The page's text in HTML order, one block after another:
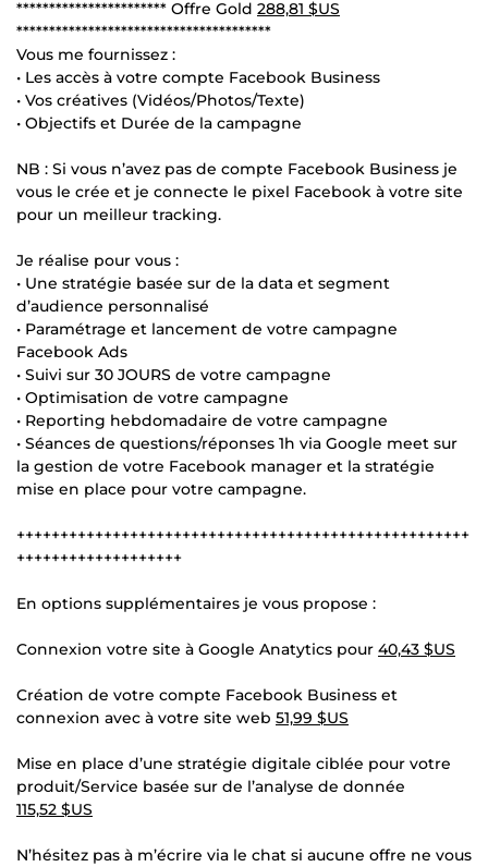
*********************** Offre Gold 288,81 $US
***************************************
Vous me fournissez :
• Les accès à votre compte Facebook Business
• Vos créatives (Vidéos/Photos/Texte)
• Objectifs et Durée de la campagne
NB : Si vous n’avez pas de compte Facebook Business je
vous le crée et je connecte le pixel Facebook à votre site
pour un meilleur tracking.
Je réalise pour vous :
• Une stratégie basée sur de la data et segment
d’audience personnalisé
• Paramétrage et lancement de votre campagne
Facebook Ads
• Suivi sur 30 JOURS de votre campagne
• Optimisation de votre campagne
• Reporting hebdomadaire de votre campagne
• Séances de questions/réponses 1h via Google meet sur
la gestion de votre Facebook manager et la stratégie
mise en place pour votre campagne.
++++++++++++++++++++++++++++++++++++++++++++++++++++
+++++++++++++++++++
En options supplémentaires je vous propose :
Connexion votre site à Google Anatytics pour 40,43 $US
Création de votre compte Facebook Business et
connexion avec à votre site web 51,99 $US
Mise en place d’une stratégie digitale ciblée pour votre
produit/Service basée sur de l’analyse de donnée
115,52 $US
N’hésitez pas à m’écrire via le chat si aucune offre ne vous